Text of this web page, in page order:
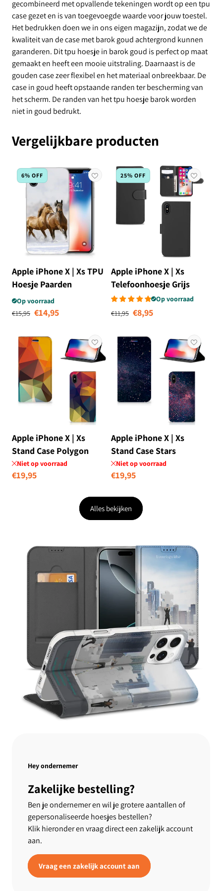
gecombineerd met opvallende tekeningen wordt op een tpu
case gezet en is van toegevoegde waarde voor jouw toestel.
Het bedrukken doen we in ons eigen magazijn, zodat we de
kwaliteit van de case met barok goud achtergrond kunnen
garanderen. Dit tpu hoesje in barok goud is perfect op maat
gemaakt en heeft een mooie uitstraling. Daarnaast is de
gouden case zeer flexibel en het materiaal onbreekbaar. De
case in goud heeft opstaande randen ter bescherming van
het scherm. De randen van het tpu hoesje barok worden
niet in goud bedrukt.
Vergelijkbare producten
6% OFF
Apple iPhone X | Xs TPU
Hoesje Paarden
Op voorraad
Normale prijs
€15,95 Aanbiedingsprijs
€14,95
25% OFF
Apple iPhone X | Xs
Telefoonhoesje Grijs
met Pasjeshouder
Op voorraad
Normale prijs
€11,95 Aanbiedingsprijs
€8,95
Apple iPhone X | Xs
Stand Case Polygon
Color
Niet op voorraad
Normale
€19,95
Apple iPhone X | Xs
Stand Case Stars
Niet op voorraad
Normale
€19,95
Alles bekijken
Hey ondernemer
Zakelijke bestelling?
Ben je ondernemer en wil je grotere aantallen of
gepersonaliseerde hoesjes bestellen?
Klik hieronder en vraag direct een zakelijk account
aan.
Vraag een zakelijk account aan